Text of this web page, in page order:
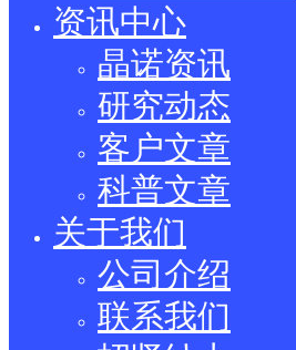
资讯中心
晶诺资讯
研究动态
客户文章
科普文章
关于我们
公司介绍
联系我们